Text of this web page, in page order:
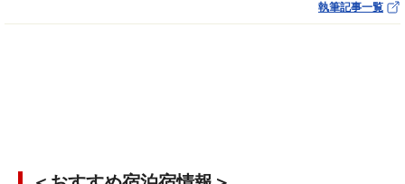
執筆記事一覧